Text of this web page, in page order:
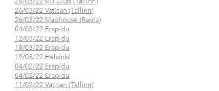
26/03/22 Vatican (Tallinn)
26/03/22 Madhouse (Rapla)
04/03/22 Erapidu
12/03/22 Erapidu
18/03/22 Erapidu
19/03/22 Helsinki
04/02/22 Erapidu
04/02/22 Erapidu
11/02/22 Vatican (Tallinn)